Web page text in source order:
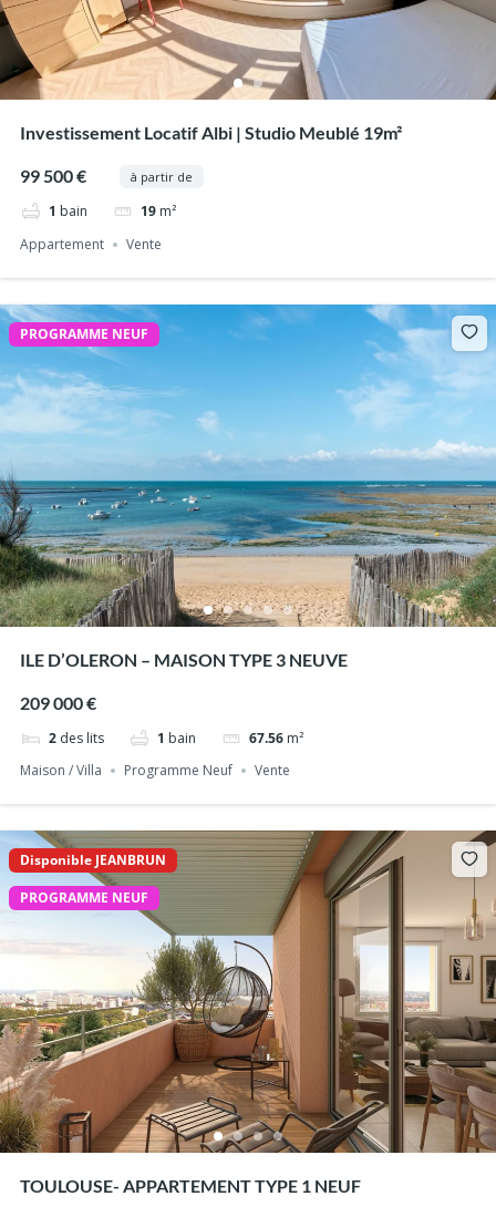
Investissement Locatif Albi | Studio Meublé 19m²
99 500 € à partir de
1 bain 19 m²
Appartement
Vente
PROGRAMME NEUF
ILE D’OLERON – MAISON TYPE 3 NEUVE
209 000 €
2 des lits 1 bain 67.56 m²
Maison / Villa
Programme Neuf Vente
Disponible JEANBRUN
PROGRAMME NEUF
TOULOUSE- APPARTEMENT TYPE 1 NEUF